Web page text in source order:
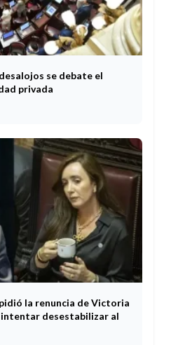
se debate el
privada
la renuncia de Victoria
desestabilizar al